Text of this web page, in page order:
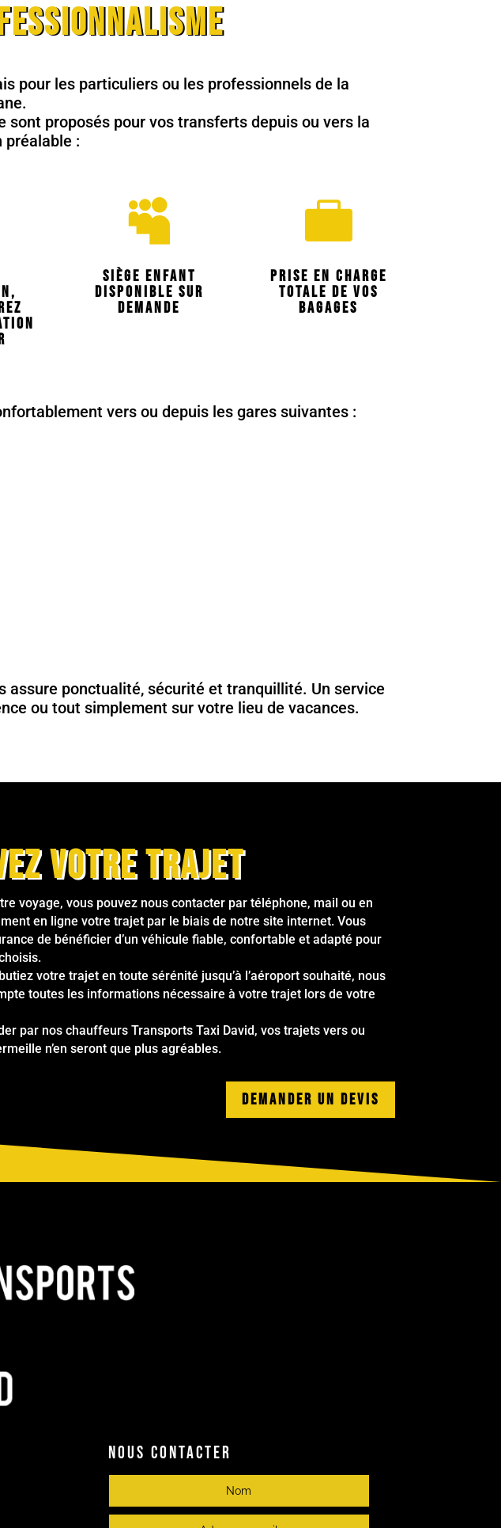
pour les particuliers ou les professionnels de la
proposés pour vos transferts depuis ou vers la
préalable :

Siège enfant
disponible sur
demande

Prise en charge
totale de vos
bagages
vers ou depuis les gares suivantes :
assure ponctualité, sécurité et tranquillité. Un service
ou tout simplement sur votre lieu de vacances.
votre trajet
voyage, vous pouvez nous contacter par téléphone, mail ou en
en ligne votre trajet par le biais de notre site internet. Vous
de bénéficier d’un véhicule fiable, confortable et adapté pour
votre trajet en toute sérénité jusqu’à l’aéroport souhaité, nous
toutes les informations nécessaire à votre trajet lors de votre
par nos chauffeurs Transports Taxi David, vos trajets vers ou
n’en seront que plus agréables.
DEMANDER UN DEVIS
NOUS CONTACTER